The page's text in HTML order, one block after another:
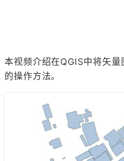
本视频介绍在QGIS中将矢
的操作方法。